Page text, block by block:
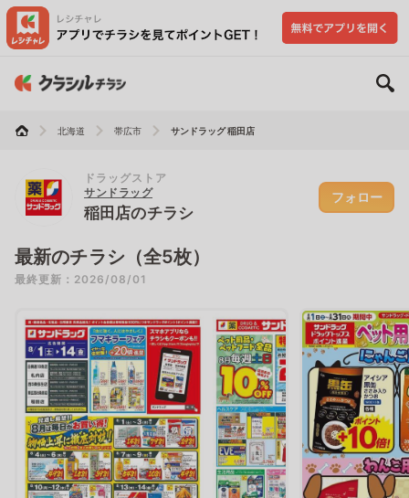
北海道 帯広市 サンドラッグ 稲田店
ドラッグストア
サンドラッグ
稲田店のチラシ
フォロー
最新のチラシ（全5枚）
最終更新：2026/08/01